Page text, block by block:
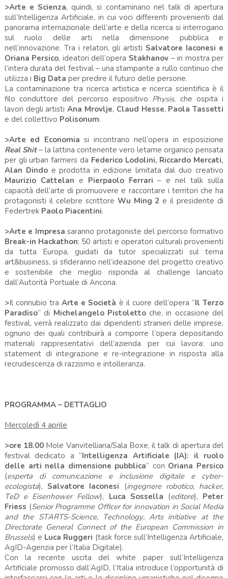
>Arte e Scienza, quindi, si contaminano nel talk di apertura
sull’Intelligenza Artificiale, in cui voci differenti provenienti dal
panorama internazionale dell’arte e della ricerca si interrogano
sul ruolo delle arti nella dimensione pubblica e
nell’innovazione. Tra i relatori, gli artisti Salvatore Iaconesi e
Oriana Persico, ideatori dell’opera Stakhanov – in mostra per
l’intera durata del festival – una stampante a rullo continuo che
utilizza i Big Data per predire il futuro delle persone.
La contaminazione tra ricerca artistica e ricerca scientifica è il
filo conduttore del percorso espositivo Physis, che ospita i
lavori degli artistiAna Mrovlje, Claud Hesse, Paola Tassetti
e del collettivo Polisonum.
>Arte ed Economia si incontrano nell’opera in esposizione
Real Shit– la lattina contenente vero letame organico pensata
per gli urban farmers da Federico Lodolini, Riccardo Mercati,
Alan Dindoe prodotta in edizione limitata dal duo creativo
Maurizio Cattelan e Pierpaolo Ferrari – e nel talk sulla
capacità dell’arte di promuovere e raccontare i territori che ha
protagonisti il celebre scrittore Wu Ming 2 e il presidente di
Federtrek Paolo Piacentini.
>Arte e Impresa saranno protagoniste del percorso formativo
Break-in Hackathon: 50 artisti e operatori culturali provenienti
da tutta Europa, guidati da tutor specializzati sul tema
art&business, si sfideranno nell’ideazione del progetto creativo
e sostenibile che meglio risponda al challenge lanciato
dall’Autorità Portuale di Ancona.
>Il connubio traArte e Società è il cuore dell’opera “Il Terzo
Paradiso” di Michelangelo Pistolettoche, in occasione del
festival, verrà realizzato dai dipendenti stranieri delle imprese,
ognuno dei quali contribuirà a comporre l’opera depositando
materiali rappresentativi dell’azienda per cui lavora: uno
statement di integrazione e re-integrazione in risposta alla
recrudescenza di razzismo e intolleranza.
PROGRAMMA – DETTAGLIO
Mercoledì 4 aprile
>ore 18.00 Mole Vanvitelliana/Sala Boxe, il talk di apertura del
festival dedicato a “Intelligenza Artificiale (IA): il ruolo
delle arti nella dimensione pubblica” con Oriana Persico
(esperta di comunicazione e inclusione digitale e cyber-
ecologista), Salvatore Iaconesi (ingegnere robotico, hacker,
TeD e Eisenhower Fellow), Luca Sossella (editore), Peter
Friess (Senior Programme Officer for innovation in Social Media
and the STARTS-Science, Technology, Arts initiative at the
Directorate General Connect of the European Commission in
Brussels) e Luca Ruggeri (task force sull’Intelligenza Artificiale,
AgID-Agenzia per l’Italia Digitale).
Con la recente uscita del white paper sull’Intelligenza
Artificiale promosso dall’AgID, l’Italia introduce l’opportunità di